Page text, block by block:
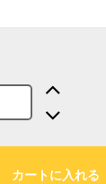
カートに入れる